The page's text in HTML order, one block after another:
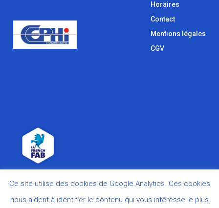
Horaires
Contact
Mentions légales
CGV
Ce site utilise des cookies de Google Analytics. Ces cookies
nous aident à identifier le contenu qui vous intéresse le plus